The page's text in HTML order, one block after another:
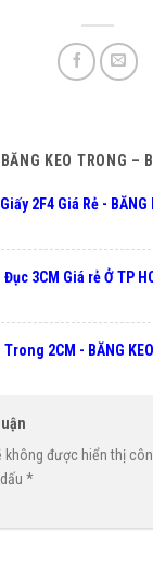
BĂNG KEO TRONG –
2F4 Giá Rẻ - BĂNG
3CM Giá rẻ Ở TP
2CM - BĂNG
không được hiển thị
*